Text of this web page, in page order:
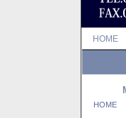
HOME
HOME